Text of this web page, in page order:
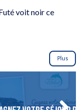
voit noir ce
Plus